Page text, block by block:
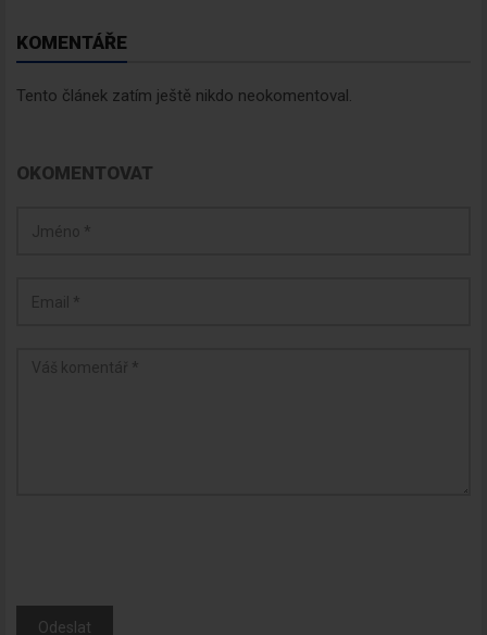
KOMENTÁŘE
Tento článek zatím ještě nikdo neokomentoval.
OKOMENTOVAT
Odeslat